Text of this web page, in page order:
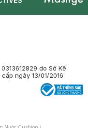
do Sở Kế
ngày 13/01/2016